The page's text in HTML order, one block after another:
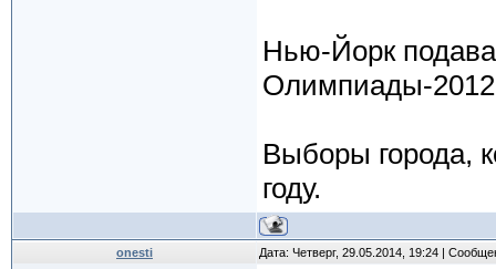
Нью-Йорк
Олимпиады-
Выборы города,
году.
onesti Дата: Четверг, 29.05.2014, 19:24 |